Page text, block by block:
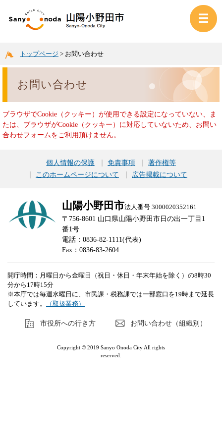
トップページ > お問い合わせ
お問い合わせ
ブラウザでCookie（クッキー）が使用できる設定になっていない、ま
たは、ブラウザがCookie（クッキー）に対応していないため、お問い
合わせフォームをご利用頂けません。
個人情報の保護 免責事項
著作権等
このホームページについて
広告掲載について
山陽小野田市法人番号 3000020352161
〒756-8601 山口県山陽小野田市日の出一丁目1
番1号
電話：0836-82-1111(代表)
Fax：0836-83-2604
開庁時間：月曜日から金曜日（祝日・休日・年末年始を除く）の8時30
分から17時15分
※本庁では毎週水曜日に、市民課・税務課では一部窓口を19時まで延長
しています。
（取扱業務）
市役所への行き方 お問い合わせ（組織別）
Copyright © 2019 Sanyo Onoda City All rights
reserved.